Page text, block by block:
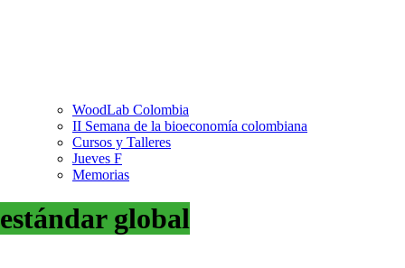
WoodLab Colombia
II Semana de la bioeconomía colombiana
Cursos y Talleres
Jueves F
Memorias
estándar global